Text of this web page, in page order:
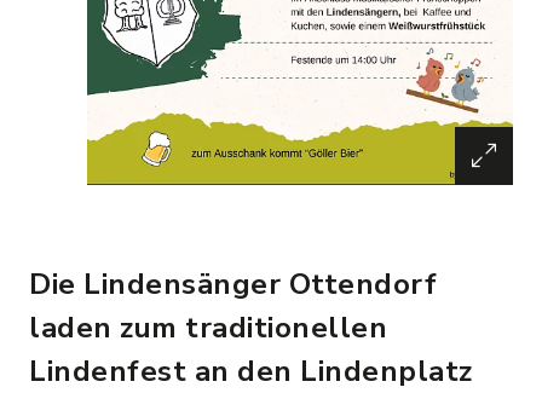
Die Lindensänger Ottendorf
laden zum traditionellen
Lindenfest an den Lindenplatz